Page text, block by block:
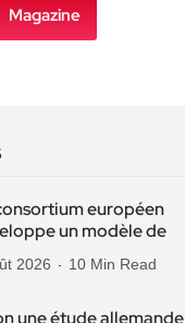
Magazine
européen
un modèle de
2026 10 Min Read
une étude allemande